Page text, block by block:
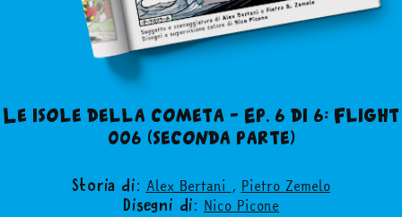
Le isole della cometa – Ep. 6 di 6: Flight
006 (seconda parte)
Storia di: Alex Bertani , Pietro Zemelo
Disegni di: Nico Picone